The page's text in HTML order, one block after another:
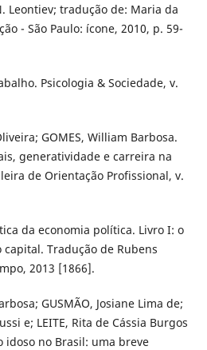
Leontiev; tradução de: Maria da
- São Paulo: ícone, 2010, p. 59-
Psicologia & Sociedade, v.
GOMES, William Barbosa.
generatividade e carreira na
de Orientação Profissional, v.
da economia política. Livro I: o
Tradução de Rubens
2013 [1866].
GUSMÃO, Josiane Lima de;
e; LEITE, Rita de Cássia Burgos
idoso no Brasil: uma breve